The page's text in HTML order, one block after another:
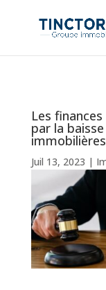
Les
par la
Juil 13, 2023 |